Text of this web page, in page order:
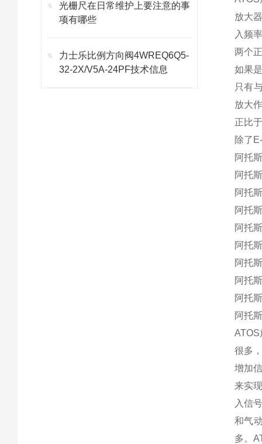
光栅尺在日常维护上要注意的事
项有哪些
力士乐比例方向阀4WREQ6Q5-
32-2X/V5A-24PF技术信息
放大
入频
两个
如果
只有
放大
正比
除了
阿托
阿托
阿托
阿托
阿托
阿托
阿托
阿托
阿托
阿托
很多
增加
来实
入信
和气
多。